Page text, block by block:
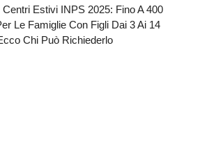
Centri Estivi INPS 2025: Fino A 400
Le Famiglie Con Figli Dai 3 Ai 14
Chi Può Richiederlo